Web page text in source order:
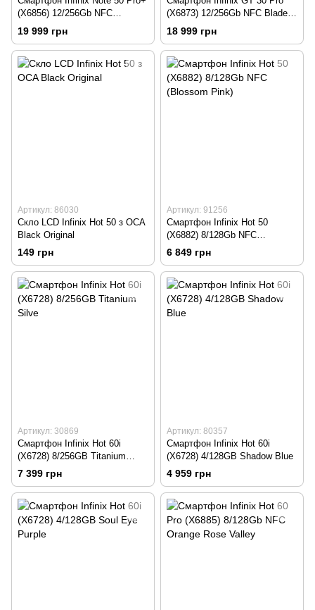
(X6856) 12/256Gb NFC
Enchanted Purple
19 999 грн
(X6873) 12/256Gb NFC Blade
White
18 999 грн
Артикул: 86030
Скло LCD Infinix Hot 50 з OCA
Black Original
149 грн
Артикул: 91256
Смартфон Infinix Hot 50
(X6882) 8/128Gb NFC
(Blossom Pink)
6 849 грн
Артикул: 30869
Смартфон Infinix Hot 60i
(X6728) 8/256GB Titanium
Silve
7 399 грн
Артикул: 80357
Смартфон Infinix Hot 60i
(X6728) 4/128GB Shadow Blue
4 959 грн